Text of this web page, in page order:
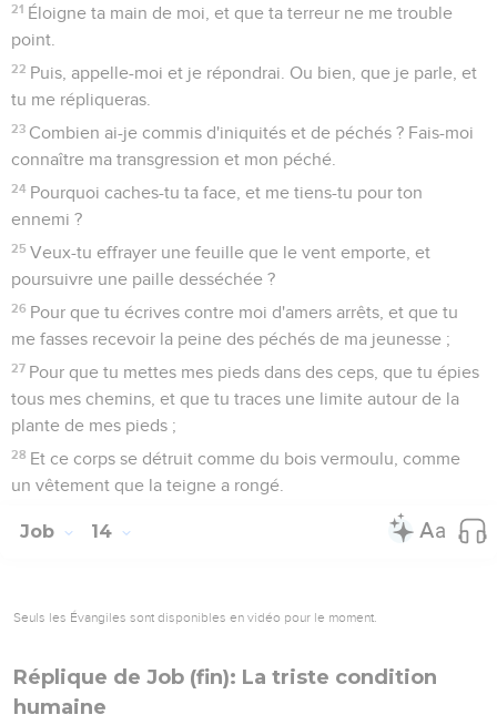
21 Éloigne ta main de moi, et que ta terreur ne me trouble
point.
22 Puis, appelle-moi et je répondrai. Ou bien, que je parle, et
tu me répliqueras.
23 Combien ai-je commis d'iniquités et de péchés ? Fais-moi
connaître ma transgression et mon péché.
24 Pourquoi caches-tu ta face, et me tiens-tu pour ton
ennemi ?
25 Veux-tu effrayer une feuille que le vent emporte, et
poursuivre une paille desséchée ?
26 Pour que tu écrives contre moi d'amers arrêts, et que tu
me fasses recevoir la peine des péchés de ma jeunesse ;
27 Pour que tu mettes mes pieds dans des ceps, que tu épies
tous mes chemins, et que tu traces une limite autour de la
plante de mes pieds ;
28 Et ce corps se détruit comme du bois vermoulu, comme
un vêtement que la teigne a rongé.
Job 14
Seuls les Évangiles sont disponibles en vidéo pour le moment.
Réplique de Job (fin): La triste condition
humaine